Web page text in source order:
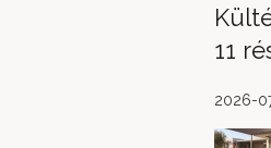
11
2026-